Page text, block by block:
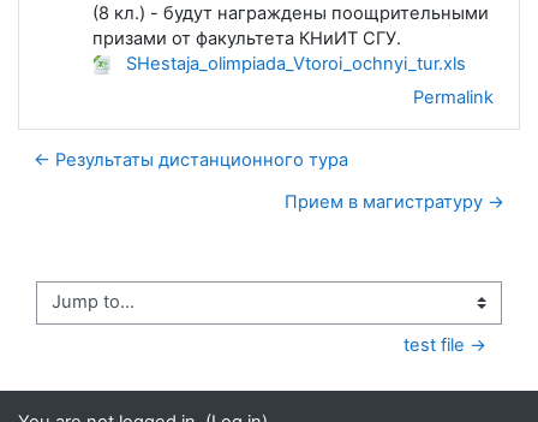
(8 кл.) - будут награждены поощрительными
призами от факультета КНиИТ СГУ.
SHestaja_olimpiada_Vtoroi_ochnyi_tur.xls
Permalink
← Результаты дистанционного тура
Прием в магистратуру →
Jump to...
test file →